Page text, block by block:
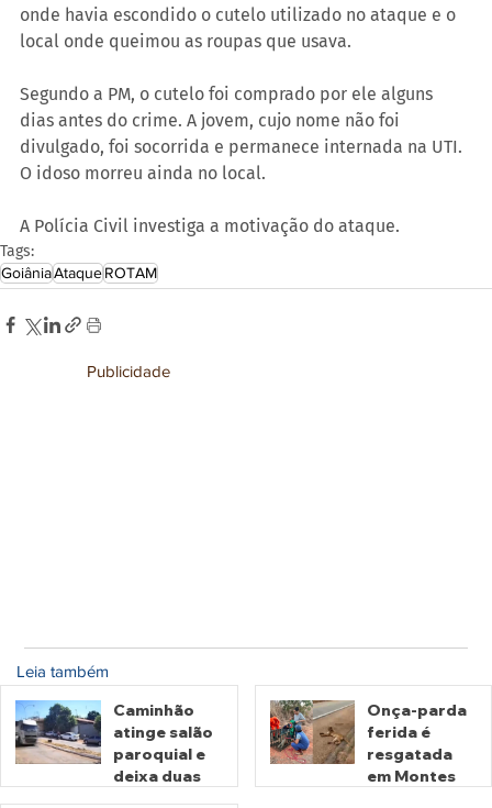
onde havia escondido o cutelo utilizado no ataque e o
local onde queimou as roupas que usava.
Segundo a PM, o cutelo foi comprado por ele alguns
dias antes do crime. A jovem, cujo nome não foi
divulgado, foi socorrida e permanece internada na UTI.
O idoso morreu ainda no local.
A Polícia Civil investiga a motivação do ataque.
Tags:
GoiâniaAtaqueROTAM
Publicidade
Leia também
Caminhão
atinge salão
paroquial e
deixa duas
Onça-parda
ferida é
resgatada
em Montes